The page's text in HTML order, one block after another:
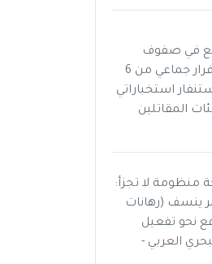
في صفوف
الحوثيين: فرار جماعي من 6
استخباراتي
المقاتلين
منظومة لا تجزأ:
ينسف (رهانات
نحو تفعيل
العربي -